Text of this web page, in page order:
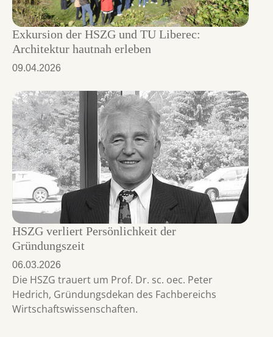
Exkursion der HSZG und TU Liberec:
Architektur hautnah erleben
09.04.2026
HSZG verliert Persönlichkeit der
Gründungszeit
06.03.2026
Die HSZG trauert um Prof. Dr. sc. oec. Peter
Hedrich, Gründungsdekan des Fachbereichs
Wirtschaftswissenschaften.